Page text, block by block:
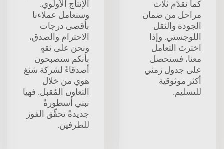
كما نقدّم ثلاث
مراحل من ضمان
الجودة والنقل
اللوجستي. وإذا
اخترتَ التعامل
معنا، فستحصل
على جدول زمني
أكثر موثوقية
للتسليم.
الإنتاج الأولوي.
وسنعامل عملاءنا
بأقصى درجات
الاحترام والصدق،
ونحن على ثقةٍ
بأنكم ستصبحون
أصدقاءً لشركة شنغ
هوي من خلال
التعاون المُقبل. فهيا
نبني أسطورةً
جديدةً تحقِّق الفوز
للطرفين.